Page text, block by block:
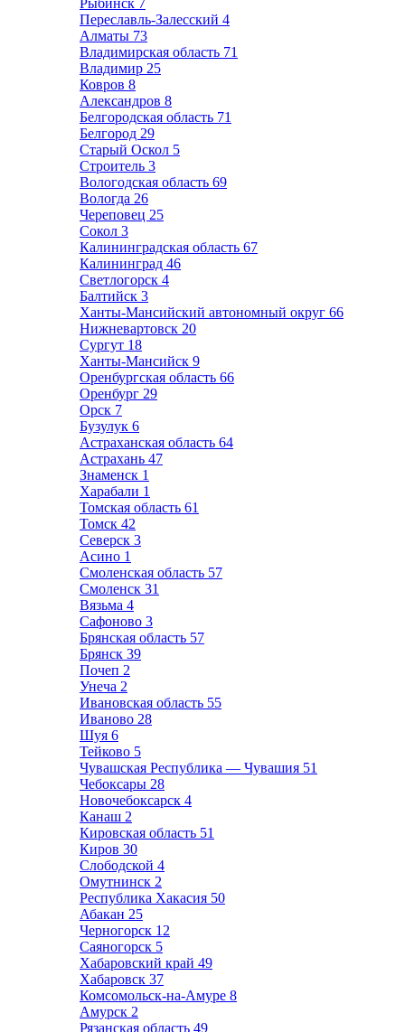
Рыбинск 7
Переславль-Залесский 4
Алматы 73
Владимирская область 71
Владимир 25
Ковров 8
Александров 8
Белгородская область 71
Белгород 29
Старый Оскол 5
Строитель 3
Вологодская область 69
Вологда 26
Череповец 25
Сокол 3
Калининградская область 67
Калининград 46
Светлогорск 4
Балтийск 3
Ханты-Мансийский автономный округ 66
Нижневартовск 20
Сургут 18
Ханты-Мансийск 9
Оренбургская область 66
Оренбург 29
Орск 7
Бузулук 6
Астраханская область 64
Астрахань 47
Знаменск 1
Харабали 1
Томская область 61
Томск 42
Северск 3
Асино 1
Смоленская область 57
Смоленск 31
Вязьма 4
Сафоново 3
Брянская область 57
Брянск 39
Почеп 2
Унеча 2
Ивановская область 55
Иваново 28
Шуя 6
Тейково 5
Чувашская Республика — Чувашия 51
Чебоксары 28
Новочебоксарск 4
Канаш 2
Кировская область 51
Киров 30
Слободской 4
Омутнинск 2
Республика Хакасия 50
Абакан 25
Черногорск 12
Саяногорск 5
Хабаровский край 49
Хабаровск 37
Комсомольск-на-Амуре 8
Амурск 2
Рязанская область 49